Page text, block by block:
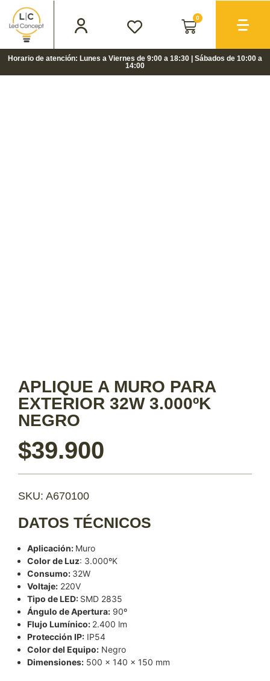
0
Horario de atención: Lunes a Viernes de 9:00 a 18:30 | Sábados de 10:00 a
14:00
APLIQUE A MURO PARA
EXTERIOR 32W 3.000ºK
NEGRO
$39.900
SKU: A670100
DATOS TÉCNICOS
Aplicación: Muro
Color de Luz: 3.000ºK
Consumo: 32W
Voltaje: 220V
Tipo de LED: SMD 2835
Ángulo de Apertura: 90º
Flujo Lumínico: 2.400 lm
Protección IP: IP54
Color del Equipo: Negro
Dimensiones: 500 x 140 x 150 mm